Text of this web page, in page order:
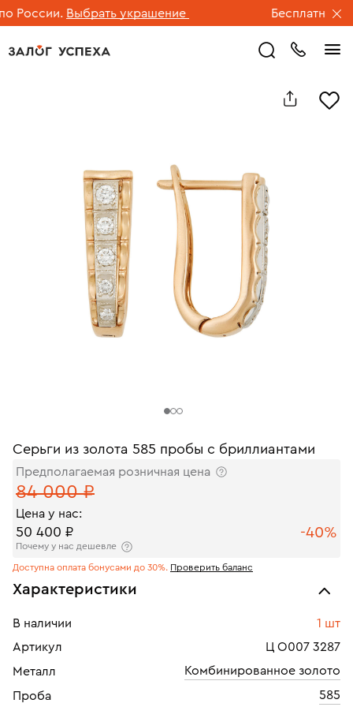
Выбрать украшение Бесплатная
Серьги из золота 585 пробы с бриллиантами
Предполагаемая розничная цена
84 000 ₽
Цена у нас:
50 400 ₽ -40%
Почему у нас дешевле
Доступна оплата бонусами до 30%. Проверить баланс
Характеристики
В наличии
1 шт
Артикул
Ц О007 3287
Металл
Комбинированное золото
Проба
585